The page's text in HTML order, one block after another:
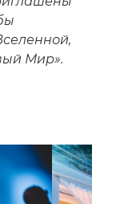
Мир».